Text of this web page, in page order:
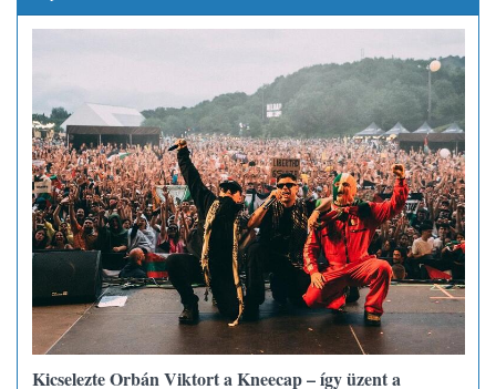
Kicselezte Orbán Viktort a Kneecap – így üzent a